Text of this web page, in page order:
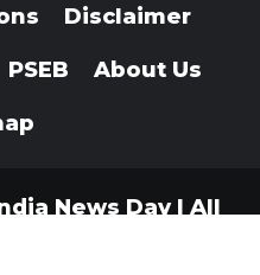
Disclaimer
PSEB About Us
News Day | All